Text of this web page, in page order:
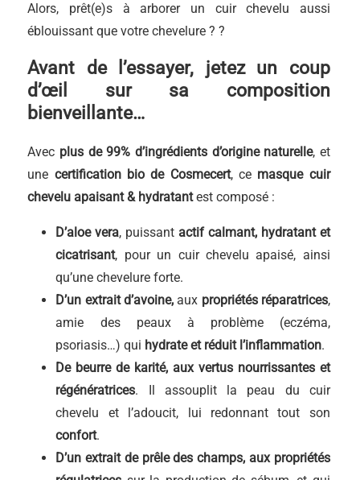
Alors, prêt(e)s à arborer un cuir chevelu aussi
éblouissant que votre chevelure ? ?
Avant de l’essayer, jetez un coup
d’œil sur sa composition
bienveillante…
Avec plus de 99% d’ingrédients d’origine naturelle, et
une certification bio de Cosmecert, ce masque cuir
chevelu apaisant & hydratantest composé :
D’aloe vera, puissant actif calmant, hydratant et
cicatrisant, pour un cuir chevelu apaisé, ainsi
qu’une chevelure forte.
D’un extrait d’avoine,aux propriétés réparatrices,
amie des peaux à problème (eczéma,
psoriasis…) qui hydrate et réduit l’inflammation.
De beurre de karité, aux vertus nourrissantes et
régénératrices. Il assouplit la peau du cuir
chevelu et l’adoucit, lui redonnant tout son
confort.
D’un extrait de prêle des champs, aux propriétés